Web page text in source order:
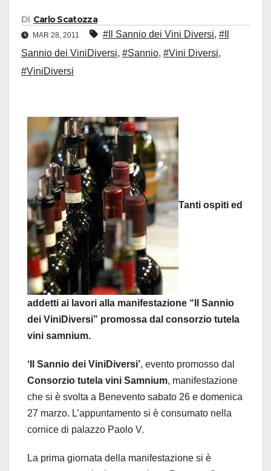
Di Carlo Scatozza
MAR 28, 2011 #Il Sannio dei Vini Diversi, #Il
Sannio dei ViniDiversi, #Sannio, #Vini Diversi,
#ViniDiversi
Tanti ospiti ed
addetti ai lavori alla manifestazione “Il Sannio
dei ViniDiversi” promossa dal consorzio tutela
vini samnium.
‘Il Sannio dei ViniDiversi’, evento promosso dal
Consorzio tutela vini Samnium, manifestazione
che si è svolta a Benevento sabato 26 e domenica
27 marzo. L’appuntamento si è consumato nella
cornice di palazzo Paolo V.
La prima giornata della manifestazione si è